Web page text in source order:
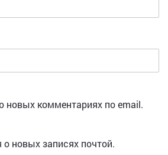
новых комментариях по email.
новых записях почтой.